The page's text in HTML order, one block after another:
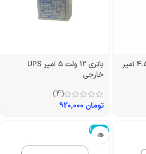
باتری یو پی اس 6 ولت 4.5 آمپر
باتری ۱۲ ولت ۵ آمپر UPS
خارجی
(4)
تومان
تمام شد!